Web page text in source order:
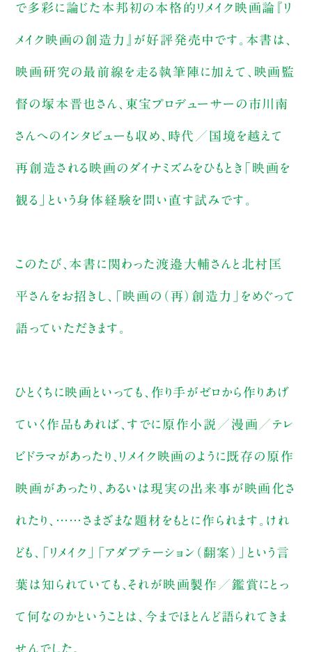
で多彩に論じた本邦初の本格的リメイク映画論『リ
メイク映画の創造力』が好評発売中です。本書は、
映画研究の最前線を走る執筆陣に加えて、映画監
督の塚本晋也さん、東宝プロデューサーの市川南
さんへのインタビューも収め、時代／国境を越えて
再創造される映画のダイナミズムをひもとき「映画を
観る」という身体経験を問い直す試みです。
このたび、本書に関わった渡邉大輔さんと北村匡
平さんをお招きし、「映画の（再）創造力」をめぐって
語っていただきます。
ひとくちに映画といっても、作り手がゼロから作りあげ
ていく作品もあれば、すでに原作小説／漫画／テレ
ビドラマがあったり、リメイク映画のように既存の原作
映画があったり、あるいは現実の出来事が映画化さ
れたり、……さまざまな題材をもとに作られます。けれ
ども、「リメイク」「アダプテーション（翻案）」という言
葉は知られていても、それが映画製作／鑑賞にとっ
て何なのかということは、今までほとんど語られてきま
せんでした。